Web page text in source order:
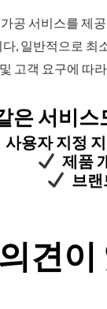
공 서비스를 제
, 일반적으로 최
고객 요구에 따
서비스
사용자 지정
제품
정
브
견이